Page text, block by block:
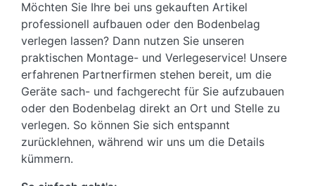
Möchten Sie Ihre bei uns gekauften Artikel
professionell aufbauen oder den Bodenbelag
verlegen lassen? Dann nutzen Sie unseren
praktischen Montage- und Verlegeservice! Unsere
erfahrenen Partnerfirmen stehen bereit, um die
Geräte sach- und fachgerecht für Sie aufzubauen
oder den Bodenbelag direkt an Ort und Stelle zu
verlegen. So können Sie sich entspannt
zurücklehnen, während wir uns um die Details
kümmern.